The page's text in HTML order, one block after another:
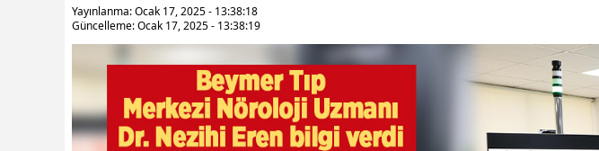
Yayınlanma: Ocak 17, 2025 - 13:38:18
Güncelleme: Ocak 17, 2025 - 13:38:19